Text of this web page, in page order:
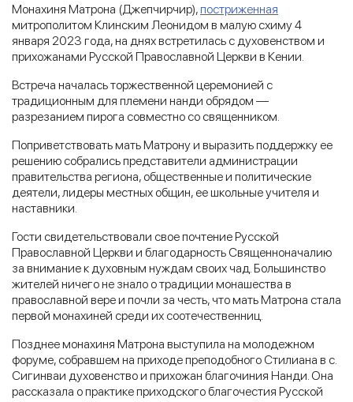
Монахиня Матрона (Джепчирчир), постриженная
митрополитом Клинским Леонидом в малую схиму 4
января 2023 года, на днях встретилась с духовенством и
прихожанами Русской Православной Церкви в Кении.
Встреча началась торжественной церемонией с
традиционным для племени нанди обрядом —
разрезанием пирога совместно со священником.
Поприветствовать мать Матрону и выразить поддержку ее
решению собрались представители администрации
правительства региона, общественные и политические
деятели, лидеры местных общин, ее школьные учителя и
наставники.
Гости свидетельствовали свое почтение Русской
Православной Церкви и благодарность Священноначалию
за внимание к духовным нуждам своих чад. Большинство
жителей ничего не знало о традиции монашества в
православной вере и почли за честь, что мать Матрона стала
первой монахиней среди их соотечественниц.
Позднее монахиня Матрона выступила на молодежном
форуме, собравшем на приходе преподобного Стилиана в с.
Сигинваи духовенство и прихожан благочиния Нанди. Она
рассказала о практике приходского благочестия Русской